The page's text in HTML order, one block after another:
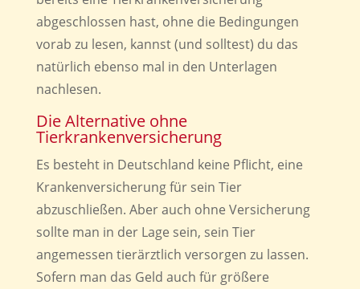
abgeschlossen hast, ohne die Bedingungen
vorab zu lesen, kannst (und solltest) du das
natürlich ebenso mal in den Unterlagen
nachlesen.
Die Alternative ohne
Tierkrankenversicherung
Es besteht in Deutschland keine Pflicht, eine
Krankenversicherung für sein Tier
abzuschließen. Aber auch ohne Versicherung
sollte man in der Lage sein, sein Tier
angemessen tierärztlich versorgen zu lassen.
Sofern man das Geld auch für größere